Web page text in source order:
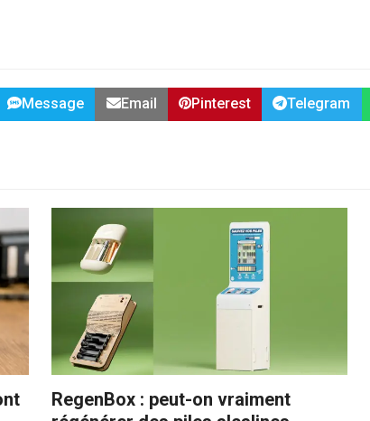
Message Email Pinterest Telegram
RegenBox : peut-on vraiment